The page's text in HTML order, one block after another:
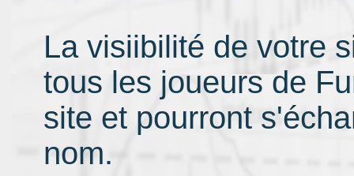
La visiibilité de votre
tous les joueurs de
site et pourront
nom.